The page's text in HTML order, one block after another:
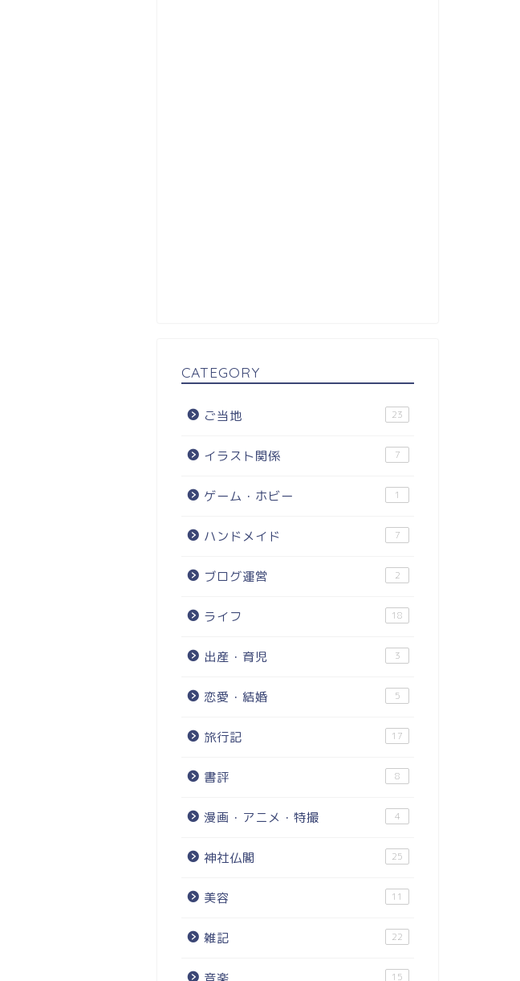
CATEGORY
ご当地 23
イラスト関係 7
ゲーム・ホビー 1
ハンドメイド 7
ブログ運営 2
ライフ 18
出産・育児 3
恋愛・結婚 5
旅行記 17
書評 8
漫画・アニメ・特撮 4
神社仏閣 25
美容 11
雑記 22
15